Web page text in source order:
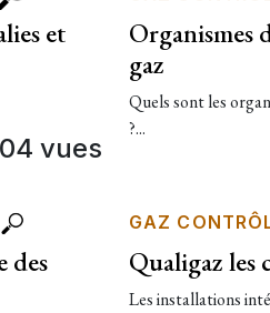
et
vues
Organismes
gaz
Quels sont les
?...
des
GAZ
Qualigaz les
Les installations